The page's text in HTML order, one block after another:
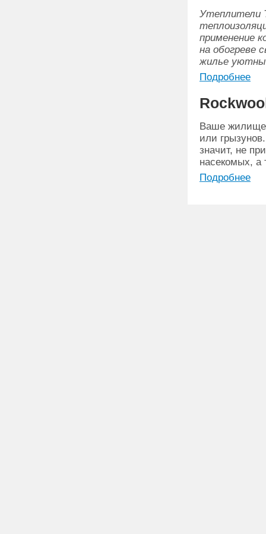
Утеплители
применение
на обогреве
жилье
Подробнее
Ваше жилище
или
значит, не
насекомых, а
Подробнее